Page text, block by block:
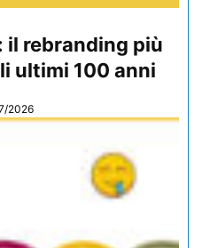
il rebranding più
ultimi 100 anni
2026